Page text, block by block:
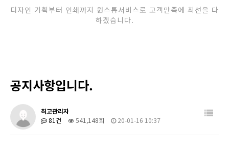
디자인 기획부터 인쇄까지 원스톱서비스로 고객만족에 최선을 다
하겠습니다.
공지사항입니다.
최고관리자
81건
541,148회 20-01-16 10:37